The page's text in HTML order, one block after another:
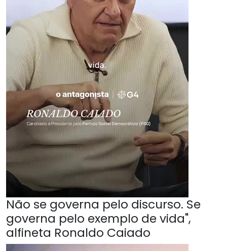
Não se governa pelo discurso. Se
governa pelo exemplo de vida",
alfineta Ronaldo Caiado